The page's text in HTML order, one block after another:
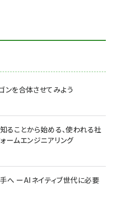
ンを合体させてみよう
ることから始める、使われる社
ームエンジニアリング
へ ーAIネイティブ世代に必要